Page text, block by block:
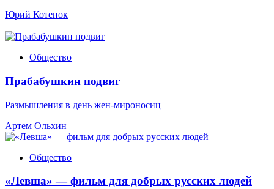
Юрий Котенок
Общество
Прабабушкин подвиг
Размышления в день жен-мироносиц
Артем Ольхин
Общество
«Левша» — фильм для добрых русских людей